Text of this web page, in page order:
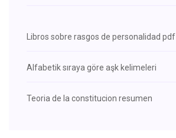
Libros sobre rasgos de personalidad pdf
Alfabetik sıraya göre aşk kelimeleri
Teoria de la constitucion resumen